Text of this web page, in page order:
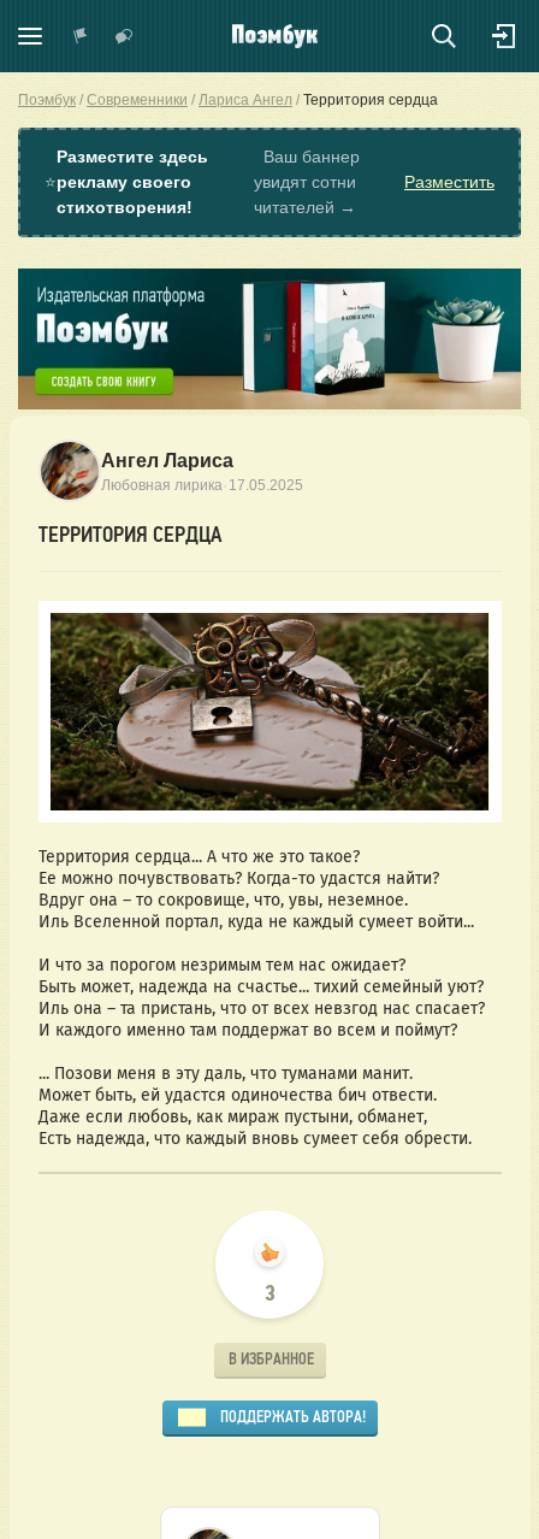
Поэмбук Современники Лариса Ангел Территория сердца
⭐
Разместите здесь
рекламу своего
стихотворения!
Ваш баннер
увидят сотни
читателей →
Разместить
Ангел Лариса
Любовная лирика· 17.05.2025
ТЕРРИТОРИЯ СЕРДЦА
Территория сердца... А что же это такое?
Ее можно почувствовать? Когда-то удастся найти?
Вдруг она – то сокровище, что, увы, неземное.
Иль Вселенной портал, куда не каждый сумеет войти...
И что за порогом незримым тем нас ожидает?
Быть может, надежда на счастье... тихий семейный уют?
Иль она – та пристань, что от всех невзгод нас спасает?
И каждого именно там поддержат во всем и поймут?
... Позови меня в эту даль, что туманами манит.
Может быть, ей удастся одиночества бич отвести.
Даже если любовь, как мираж пустыни, обманет,
Есть надежда, что каждый вновь сумеет себя обрести.
3
В ИЗБРАННОЕ
ПОДДЕРЖАТЬ АВТОРА!